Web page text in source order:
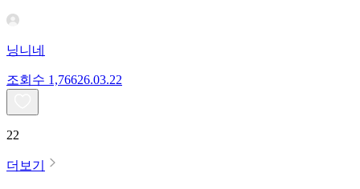
닝니네
조회수 1,76626.03.22
22
더보기